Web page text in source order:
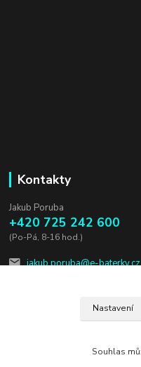
Kontakty
Jakub Poruba
+420 725 242 600
(Po-Pá, 8-16 hod.)
jakub.poruba@e-baterky.cz
Nastavení
Souhlas